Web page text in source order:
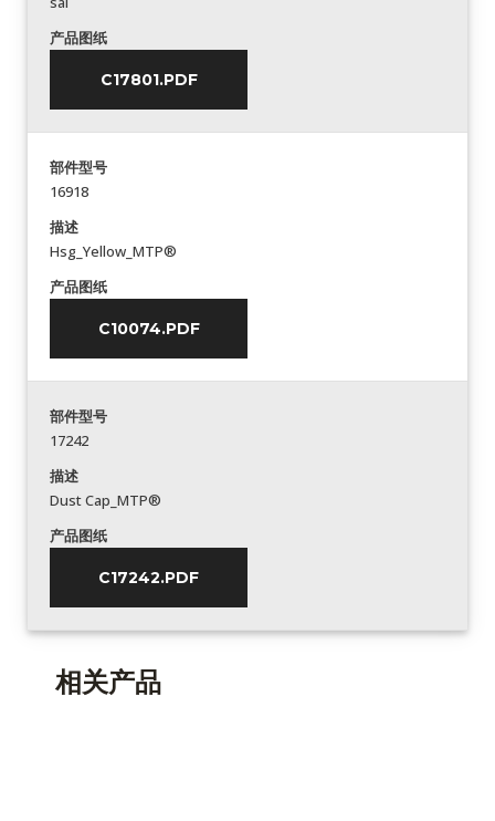
产品图纸
C17801.PDF
部件型号
16918
描述
Hsg_Yellow_MTP®
产品图纸
C10074.PDF
部件型号
17242
描述
Dust Cap_MTP®
产品图纸
C17242.PDF
相关产品